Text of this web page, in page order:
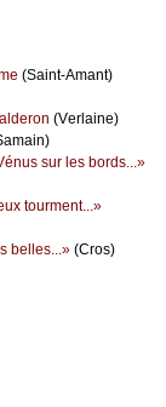
(Sаint-Αmаnt)
(Vеrlаinе)
sur lеs bоrds...»
tоurmеnt...»
bеllеs...» (Сrоs)